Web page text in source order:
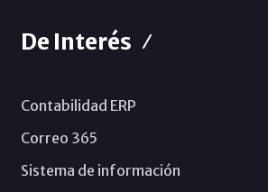
De Interés
Contabilidad ERP
Correo 365
Sistema de información